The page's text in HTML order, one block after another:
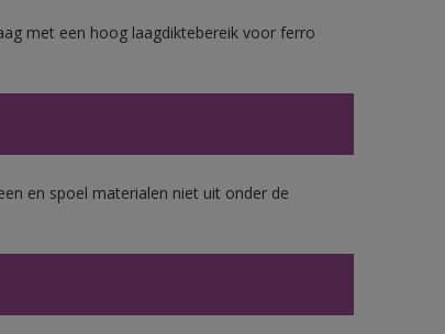
met een hoog laagdiktebereik voor ferro
en spoel materialen niet uit onder de